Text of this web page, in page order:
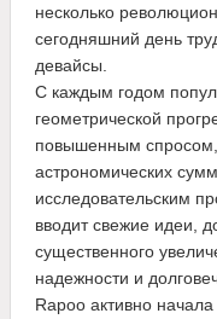
несколько
сегодняшний день
девайсы.
С каждым годом
геометрической
повышенным спросом,
астрономических
исследовательским
вводит свежие идеи,
существенного
надежности и
Rapoo активно